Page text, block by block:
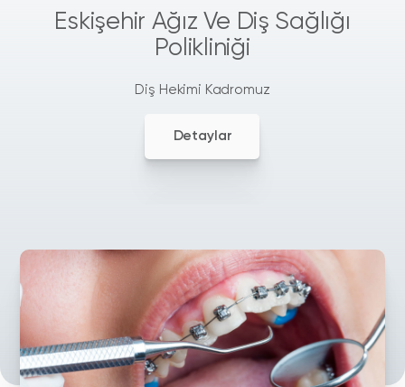
Eskişehir Ağız Ve Diş Sağlığı
Polikliniği
Diş Hekimi Kadromuz
Detaylar